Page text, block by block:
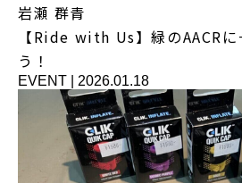
岩瀬 群青
【Ride with Us】緑のAACRに
う！
EVENT 2026.01.18